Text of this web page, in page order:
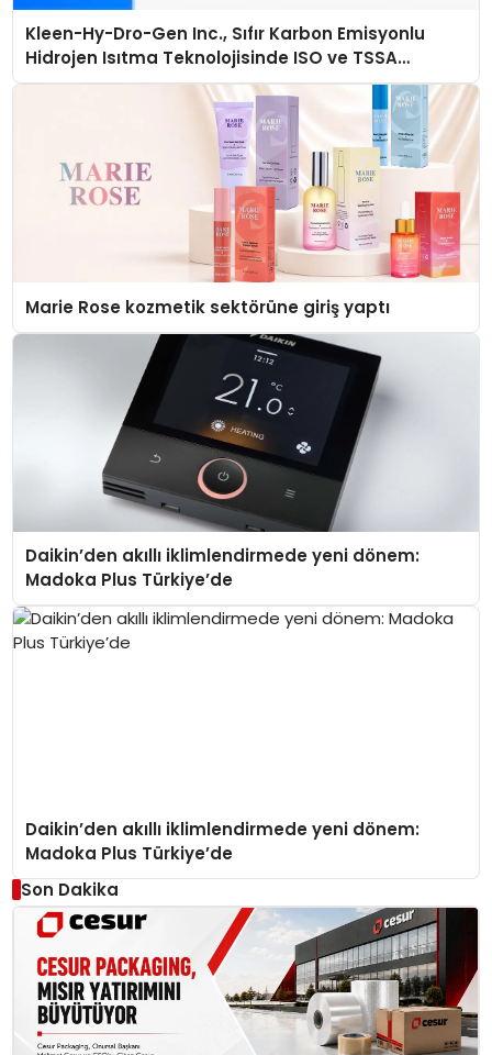
Kleen-Hy-Dro-Gen Inc., Sıfır Karbon Emisyonlu
Hidrojen Isıtma Teknolojisinde ISO ve TSSA
Düzenleyici Onaylarını Aldı
Marie Rose kozmetik sektörüne giriş yaptı
Daikin’den akıllı iklimlendirmede yeni dönem:
Madoka Plus Türkiye’de
Daikin’den akıllı iklimlendirmede yeni dönem:
Madoka Plus Türkiye’de
Son Dakika